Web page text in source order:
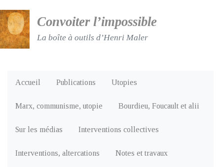
Convoiter l’impossible
La boîte à outils d’Henri Maler
Accueil Publications Utopies
Marx, communisme, utopie Bourdieu, Foucault et alii
Sur les médias Interventions collectives
Interventions, altercations Notes et travaux